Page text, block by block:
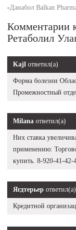
-Данабол Balkan
Комментарии
Ретаболил
Kajl ответил(а)
Форма болезни
Промежностный
Milana ответил(а)
Них ставка
применению:
купить. 8-920-41-42-
Ягдтерьер ответил(а)
Кредитной